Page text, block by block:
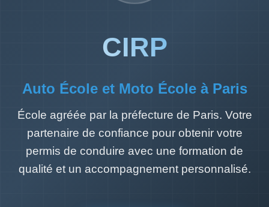
CIRP
Auto École et Moto École à Paris
École agréée par la préfecture de Paris. Votre
partenaire de confiance pour obtenir votre
permis de conduire avec une formation de
qualité et un accompagnement personnalisé.